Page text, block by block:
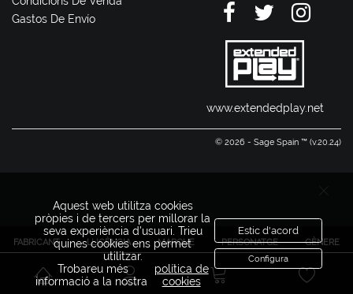
FABRICANT LLICÈNCIA MARQUE PERSONATGE GÈNERE
Gastos De Envío
www.extendedplay.net
© 2026 - Sage Spain ™ (v.20.24)
Aquest web utilitza cookies
pròpies i de tercers per millorar la
seva experiència d'usuari. Trieu
quines cookies ens permet
utilitzar.
Trobareu més
informació a la nostra
política de
cookies
Estic d'acord
Configura